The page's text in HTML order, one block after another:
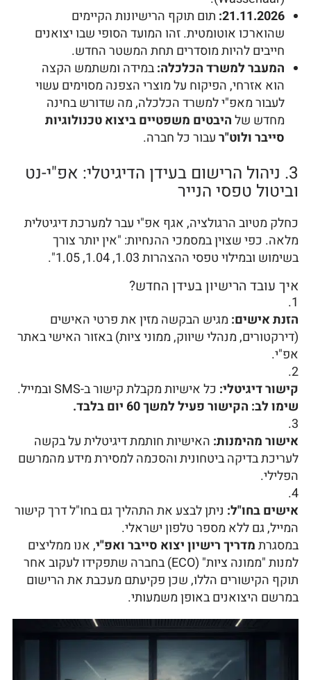
21.11.2026: תום תוקף הרישיונות הקיימים
שהוארכו אוטומטית. זהו המועד הסופי שבו יצואנים
חייבים להיות מוסדרים תחת המשטר החדש.
המעבר למשרד הכלכלה:במידה ומשתמש הקצה
הוא אזרחי, הפיקוח על מוצרי הצפנה מסוימים עשוי
לעבור מאפ"י למשרד הכלכלה, מה שדורש בחינה
מחדש שלהיבטים משפטיים ביצוא טכנולוגיות
סייבר ולוט"רעבור כל חברה.
3. ניהול הרישום בעידן הדיגיטלי: אפ"י-נט
וביטול טפסי הנייר
כחלק מטיוב הרגולציה, אגף אפ"י עבר למערכת דיגיטלית
מלאה. כפי שצוין במסמכי ההנחיות: "אין יותר צורך
בשימוש ובמילוי טפסי ההצהרות 1.03, 1.04, 1.05".
איך עובד הרישיון בעידן החדש?
הזנת אישים: מגיש הבקשה מזין את פרטי האישים
(דירקטורים, מנהלי שיווק, ממוני ציות) באזור האישי באתר
אפ"י.
קישור דיגיטלי: כל אישיות מקבלת קישור ב-SMS ובמייל.
שימו לב: הקישור פעיל למשך 60 יום בלבד.
אישור מהימנות: האישיות חותמת דיגיטלית על בקשה
לעריכת בדיקה ביטחונית והסכמה למסירת מידע מהמרשם
הפלילי.
אישים בחו"ל: ניתן לבצע את התהליך גם בחו"ל דרך קישור
המייל, גם ללא מספר טלפון ישראלי.
במסגרתמדריך רישיון יצוא סייבר ואפ"י, אנו ממליצים
למנות "ממונה ציות" (ECO) בחברה שתפקידו לעקוב אחר
תוקף הקישורים הללו, שכן פקיעתם מעכבת את הרישום
במרשם היצואנים באופן משמעותי.